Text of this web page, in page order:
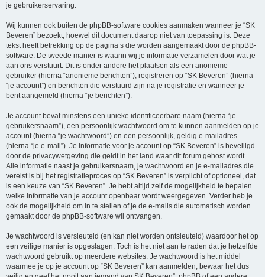
je gebruikerservaring.
Wij kunnen ook buiten de phpBB-software cookies aanmaken wanneer je “SK
Beveren” bezoekt, hoewel dit document daarop niet van toepassing is. Deze
tekst heeft betrekking op de pagina’s die worden aangemaakt door de phpBB-
software. De tweede manier is waarin wij je informatie verzamelen door wat je
aan ons verstuurt. Dit is onder andere het plaatsen als een anonieme
gebruiker (hierna “anonieme berichten”), registreren op “SK Beveren” (hierna
“je account”) en berichten die verstuurd zijn na je registratie en wanneer je
bent aangemeld (hierna “je berichten”).
Je account bevat minstens een unieke identificeerbare naam (hierna “je
gebruikersnaam”), een persoonlijk wachtwoord om te kunnen aanmelden op je
account (hierna “je wachtwoord”) en een persoonlijk, geldig e-mailadres
(hierna “je e-mail”). Je informatie voor je account op “SK Beveren” is beveiligd
door de privacywetgeving die geldt in het land waar dit forum gehost wordt.
Alle informatie naast je gebruikersnaam, je wachtwoord en je e-mailadres die
vereist is bij het registratieproces op “SK Beveren” is verplicht of optioneel, dat
is een keuze van “SK Beveren”. Je hebt altijd zelf de mogelijkheid te bepalen
welke informatie van je account openbaar wordt weergegeven. Verder heb je
ook de mogelijkheid om in te stellen of je de e-mails die automatisch worden
gemaakt door de phpBB-software wil ontvangen.
Je wachtwoord is versleuteld (en kan niet worden ontsleuteld) waardoor het op
een veilige manier is opgeslagen. Toch is het niet aan te raden dat je hetzelfde
wachtwoord gebruikt op meerdere websites. Je wachtwoord is het middel
waarmee je op je account op “SK Beveren” kan aanmelden, bewaar het dus